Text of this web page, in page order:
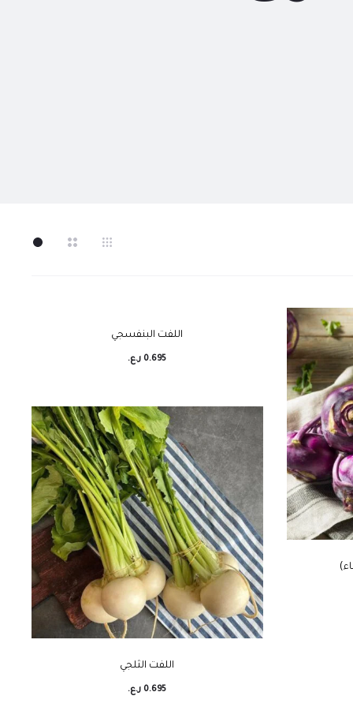
اللفت البنفسجي
0.695 ر.ع.
اللفت الثلجي
0.695 ر.ع.